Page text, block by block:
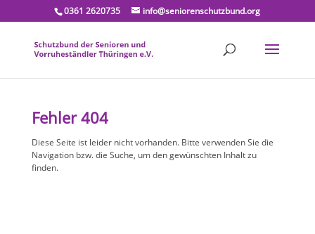
0361 2620735 info@seniorenschutzbund.org
Fehler 404
Diese Seite ist leider nicht vorhanden. Bitte verwenden Sie die
Navigation bzw. die Suche, um den gewünschten Inhalt zu
finden.